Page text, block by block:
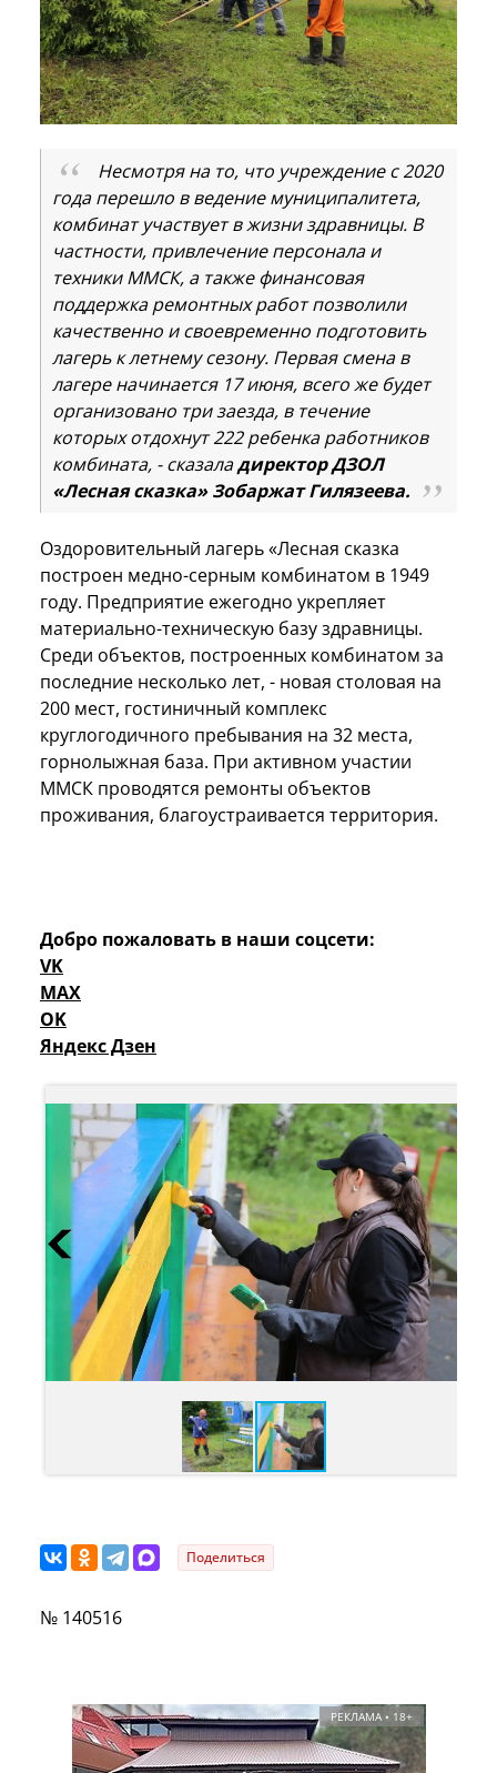
Несмотря на то, что учреждение с 2020
года перешло в ведение муниципалитета,
комбинат участвует в жизни здравницы. В
частности, привлечение персонала и
техники ММСК, а также финансовая
поддержка ремонтных работ позволили
качественно и своевременно подготовить
лагерь к летнему сезону. Первая смена в
лагере начинается 17 июня, всего же будет
организовано три заезда, в течение
которых отдохнут 222 ребенка работников
комбината, - сказаладиректор ДЗОЛ
«Лесная сказка» Зобаржат Гилязеева.
Оздоровительный лагерь «Лесная сказка
построен медно-серным комбинатом в 1949
году. Предприятие ежегодно укрепляет
материально-техническую базу здравницы.
Среди объектов, построенных комбинатом за
последние несколько лет, - новая столовая на
200 мест, гостиничный комплекс
круглогодичного пребывания на 32 места,
горнолыжная база. При активном участии
ММСК проводятся ремонты объектов
проживания, благоустраивается территория.
Добро пожаловать в наши соцсети:
VK
MAX
OK
Яндекс Дзен
Поделиться
№ 140516
РЕКЛАМА • 18+